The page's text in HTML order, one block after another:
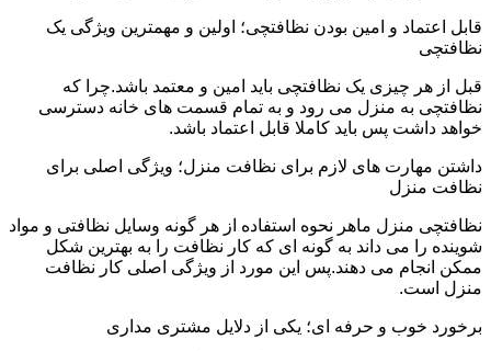
قابل اعتماد و امین بودن نظافتچی؛ اولین و مهمترین ویژگی یک
نظافتچی
قبل از هر چیزی یک نظافتچی باید امین و معتمد باشد.چرا که
نظافتچی به منزل می رود و به تمام قسمت های خانه دسترسی
خواهد داشت پس باید کاملا قابل اعتماد باشد.
داشتن مهارت های لازم برای نظافت منزل؛ ویژگی اصلی برای
نظافت منزل
نظافتچی منزل ماهر نحوه استفاده از هر گونه وسایل نظافتی و مواد
شوینده را می داند به گونه ای که کار نظافت را به بهترین شکل
ممکن انجام می دهند.پس این مورد از ویژگی اصلی کار نظافت
منزل است.
برخورد خوب و حرفه ای؛ یکی از دلایل مشتری مداری